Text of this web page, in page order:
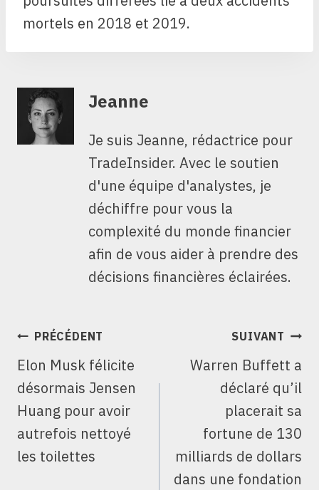
mortels en 2018 et 2019.
Jeanne
Je suis Jeanne, rédactrice pour
TradeInsider. Avec le soutien
d'une équipe d'analystes, je
déchiffre pour vous la
complexité du monde financier
afin de vous aider à prendre des
décisions financières éclairées.
NAVIGATION
L’ARTICLE
PRÉCÉDENT
Elon Musk félicite
désormais Jensen
Huang pour avoir
autrefois nettoyé
les toilettes
SUIVANT
Warren Buffett a
déclaré qu’il
placerait sa
fortune de 130
milliards de dollars
dans une fondation